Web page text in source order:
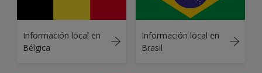
Información local en
Bélgica
Información local en
Brasil